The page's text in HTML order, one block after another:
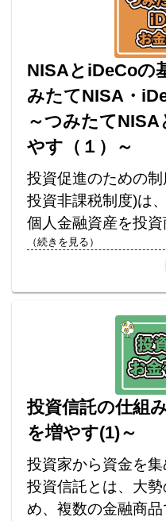
NISAとiDeCo
みたてNISA・
～つみたて
やす（１）～
投資促進のための
投資非課税制度)は
個人金融資産を投
（続きを見る）
投資信託の仕組
を増やす(1)～
投資家から資金を
投資信託とは、大
め、複数の金融商